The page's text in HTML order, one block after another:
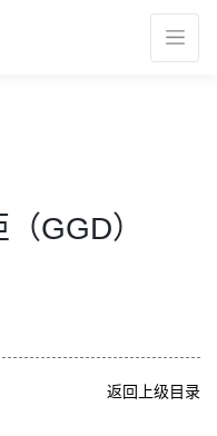
GGD）
返回上级目录